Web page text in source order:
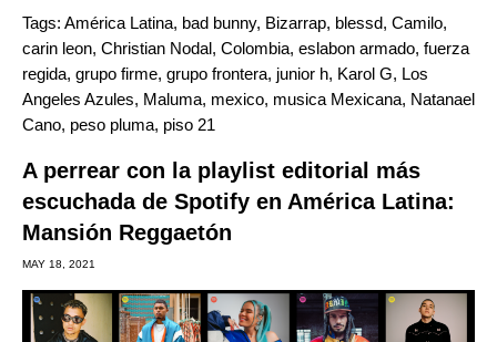
Tags: América Latina, bad bunny, Bizarrap, blessd, Camilo,
carin leon, Christian Nodal, Colombia, eslabon armado, fuerza
regida, grupo firme, grupo frontera, junior h, Karol G, Los
Angeles Azules, Maluma, mexico, musica Mexicana, Natanael
Cano, peso pluma, piso 21
A perrear con la playlist editorial más
escuchada de Spotify en América Latina:
Mansión Reggaetón
MAY 18, 2021